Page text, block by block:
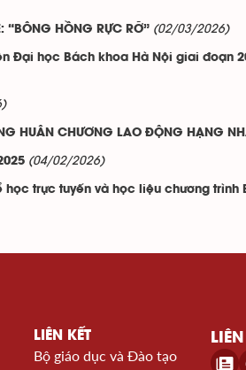
“BÔNG HỒNG RỰC RỠ” (02/03/2026)
Đại học Bách khoa Hà Nội giai đoạn
HUÂN CHƯƠNG LAO ĐỘNG HẠNG
(04/02/2026)
trực tuyến và học liệu chương trình
LIÊN KẾT
Bộ giáo dục và Đào tạo